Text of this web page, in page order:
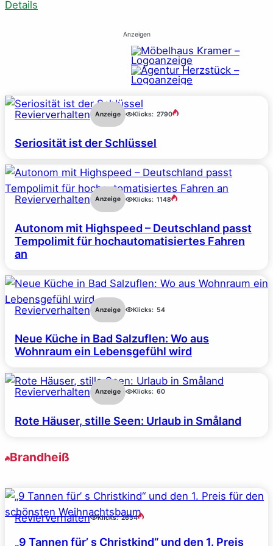
Details
Anzeigen
Revierverhalten Anzeige Klicks: 2790
Seriosität ist der Schlüssel
Revierverhalten Anzeige Klicks: 1148
Autonom mit Highspeed – Deutschland passt
Tempolimit für hochautomatisiertes Fahren
an
Revierverhalten Anzeige Klicks: 54
Neue Küche in Bad Salzuflen: Wo aus
Wohnraum ein Lebensgefühl wird
Revierverhalten Anzeige Klicks: 60
Rote Häuser, stille Seen: Urlaub in Småland
Brandheiß
Revierverhalten Klicks: 2654
„9 Tannen für’ s Christkind“ und den 1. Preis